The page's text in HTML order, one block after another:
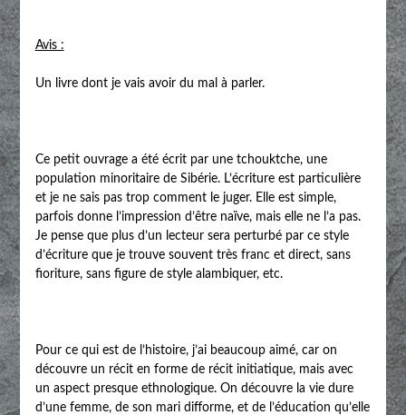
Avis :
Un livre dont je vais avoir du mal à parler.
Ce petit ouvrage a été écrit par une tchouktche, une
population minoritaire de Sibérie. L’écriture est particulière
et je ne sais pas trop comment le juger. Elle est simple,
parfois donne l’impression d’être naïve, mais elle ne l’a pas.
Je pense que plus d’un lecteur sera perturbé par ce style
d’écriture que je trouve souvent très franc et direct, sans
fioriture, sans figure de style alambiquer, etc.
Pour ce qui est de l’histoire, j’ai beaucoup aimé, car on
découvre un récit en forme de récit initiatique, mais avec
un aspect presque ethnologique. On découvre la vie dure
d’une femme, de son mari difforme, et de l’éducation qu’elle